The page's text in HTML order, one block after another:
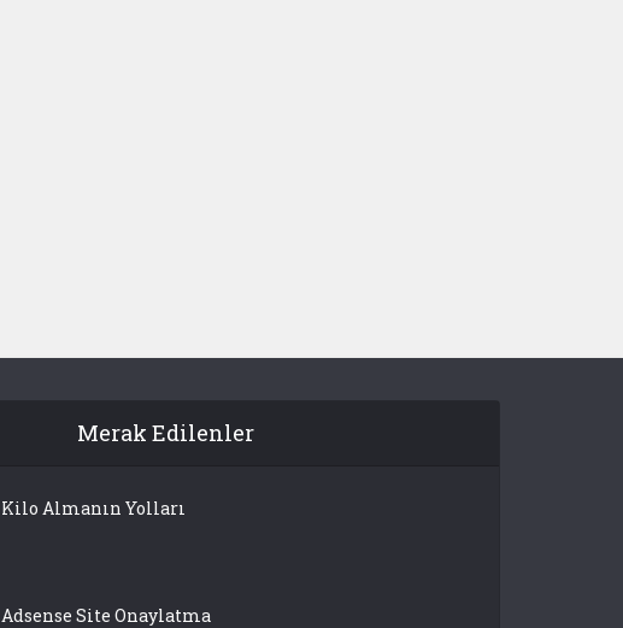
Merak Edilenler
Kilo Almanın Yolları
Adsense Site Onaylatma